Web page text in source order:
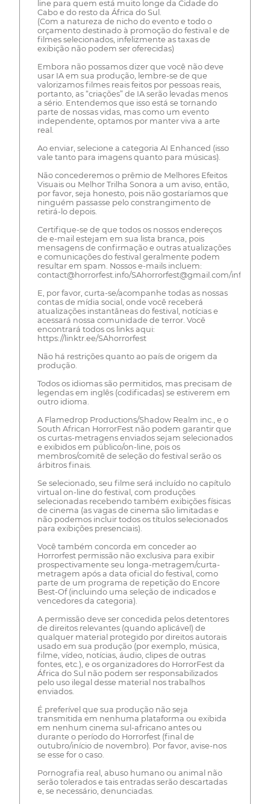
line para quem está muito longe da Cidade do
Cabo e do resto da África do Sul.
(Com a natureza de nicho do evento e todo o
orçamento destinado à promoção do festival e de
filmes selecionados, infelizmente as taxas de
exibição não podem ser oferecidas)
Embora não possamos dizer que você não deve
usar IA em sua produção, lembre-se de que
valorizamos filmes reais feitos por pessoas reais,
portanto, as “criações” de IA serão levadas menos
a sério. Entendemos que isso está se tornando
parte de nossas vidas, mas como um evento
independente, optamos por manter viva a arte
real.
Ao enviar, selecione a categoria AI Enhanced (isso
vale tanto para imagens quanto para músicas).
Não concederemos o prêmio de Melhores Efeitos
Visuais ou Melhor Trilha Sonora a um aviso, então,
por favor, seja honesto, pois não gostaríamos que
ninguém passasse pelo constrangimento de
retirá-lo depois.
Certifique-se de que todos os nossos endereços
de e-mail estejam em sua lista branca, pois
mensagens de confirmação e outras atualizações
e comunicações do festival geralmente podem
resultar em spam. Nossos e-mails incluem:
contact@horrorfest.info/SAhorrorfest@gmail.com/
E, por favor, curta-se/acompanhe todas as nossas
contas de mídia social, onde você receberá
atualizações instantâneas do festival, notícias e
acessará nossa comunidade de terror. Você
encontrará todos os links aqui:
https://linktr.ee/SAhorrorfest
Não há restrições quanto ao país de origem da
produção.
Todos os idiomas são permitidos, mas precisam de
legendas em inglês (codificadas) se estiverem em
outro idioma.
A Flamedrop Productions/Shadow Realm inc., e o
South African HorrorFest não podem garantir que
os curtas-metragens enviados sejam selecionados
e exibidos em público/on-line, pois os
membros/comitê de seleção do festival serão os
árbitros finais.
Se selecionado, seu filme será incluído no capítulo
virtual on-line do festival, com produções
selecionadas recebendo também exibições físicas
de cinema (as vagas de cinema são limitadas e
não podemos incluir todos os títulos selecionados
para exibições presenciais).
Você também concorda em conceder ao
Horrorfest permissão não exclusiva para exibir
prospectivamente seu longa-metragem/curta-
metragem após a data oficial do festival, como
parte de um programa de repetição do Encore
Best-Of (incluindo uma seleção de indicados e
vencedores da categoria).
A permissão deve ser concedida pelos detentores
de direitos relevantes (quando aplicável) de
qualquer material protegido por direitos autorais
usado em sua produção (por exemplo, música,
filme, vídeo, notícias, áudio, clipes de outras
fontes, etc.), e os organizadores do HorrorFest da
África do Sul não podem ser responsabilizados
pelo uso ilegal desse material nos trabalhos
enviados.
É preferível que sua produção não seja
transmitida em nenhuma plataforma ou exibida
em nenhum cinema sul-africano antes ou
durante o período do Horrorfest (final de
outubro/início de novembro). Por favor, avise-nos
se esse for o caso.
Pornografia real, abuso humano ou animal não
serão tolerados e tais entradas serão descartadas
e, se necessário, denunciadas.